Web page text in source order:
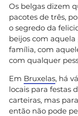
Os belgas dizem
pacotes de três,
o segredo da
beijos com aquela
família, com
com qualquer
Em Bruxelas, há
locais para festas
carteiras, mas
então não pode